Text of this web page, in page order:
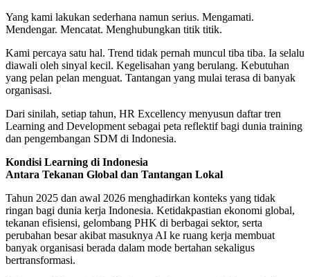
Yang kami lakukan sederhana namun serius. Mengamati.
Mendengar. Mencatat. Menghubungkan titik titik.
Kami percaya satu hal. Trend tidak pernah muncul tiba tiba. Ia selalu
diawali oleh sinyal kecil. Kegelisahan yang berulang. Kebutuhan
yang pelan pelan menguat. Tantangan yang mulai terasa di banyak
organisasi.
Dari sinilah, setiap tahun, HR Excellency menyusun daftar tren
Learning and Development sebagai peta reflektif bagi dunia training
dan pengembangan SDM di Indonesia.
Kondisi Learning di Indonesia
Antara Tekanan Global dan Tantangan Lokal
Tahun 2025 dan awal 2026 menghadirkan konteks yang tidak
ringan bagi dunia kerja Indonesia. Ketidakpastian ekonomi global,
tekanan efisiensi, gelombang PHK di berbagai sektor, serta
perubahan besar akibat masuknya AI ke ruang kerja membuat
banyak organisasi berada dalam mode bertahan sekaligus
bertransformasi.